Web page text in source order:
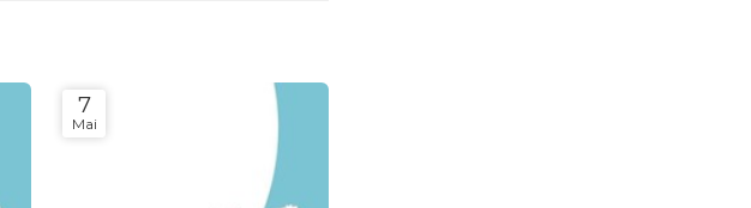
7
Mai